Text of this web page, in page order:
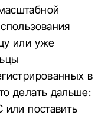
или уже
в
делать дальше:
поставить